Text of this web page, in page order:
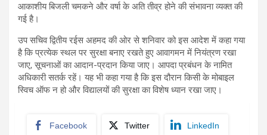
आकाशीय बिजली चमकने और वर्षा के अति तीव्र होने की संभावना व्यक्त की
गई है।
उप सचिव द्वितीय रईस अहमद की ओर से शनिवार को इस आदेश में कहा गया
है कि प्रत्येक स्थल पर सुरक्षा बनाए रखते हुए आवागमन में नियंत्रण रखा
जाए, सूचनाओं का आदान-प्रदान किया जाए। आपदा प्रबंधन के नामित
अधिकारी सतर्क रहें। यह भी कहा गया है कि इस दौरान किसी के मोबाइल
स्विच ऑफ न हो और विद्यालयों की सुरक्षा का विशेष ध्यान रखा जाए।
Facebook Twitter LinkedIn